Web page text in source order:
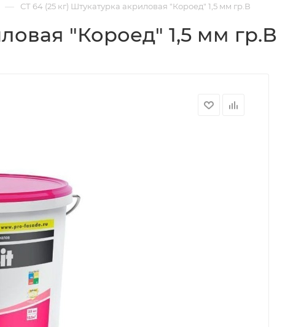
— СТ 64 (25 кг) Штукатурка акриловая "Короед" 1,5 мм гр.В
"Короед" 1,5 мм гр.В